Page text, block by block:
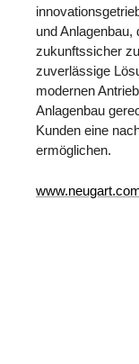
und Anlagenbau,
zukunftssicher
zuverlässige
modernen
Anlagenbau
Kunden eine
ermöglichen.